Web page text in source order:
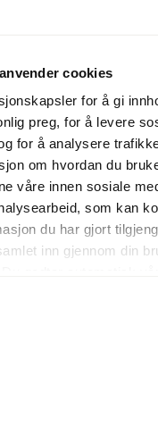
cookies
for å gi
preg, for å levere
for å analysere
om hvordan du
våre innen sosiale
som kan
du har gjort
inn gjennom din
To lydløse
hale solid ramme
kontorbruk der
– Plassbesparende
lås – Praktisk og sikker
– Robust kvalitet og
for kontoret – brukt
svensk produsent
kvalitet og
design og bærekraft,